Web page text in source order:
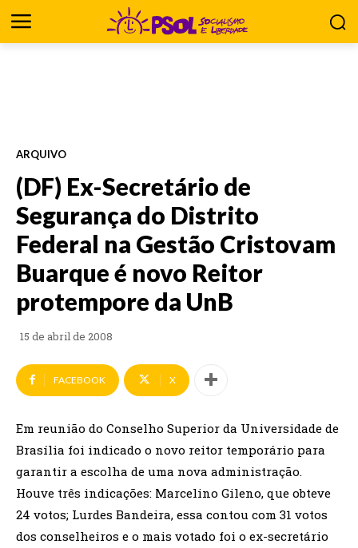
ARQUIVO
(DF) Ex-Secretário de
Segurança do Distrito
Federal na Gestão Cristovam
Buarque é novo Reitor
protempore da UnB
15 de abril de 2008
FACEBOOK X
Em reunião do Conselho Superior da Universidade de
Brasília foi indicado o novo reitor temporário para
garantir a escolha de uma nova administração.
Houve três indicações: Marcelino Gileno, que obteve
24 votos; Lurdes Bandeira, essa contou com 31 votos
dos conselheiros e o mais votado foi o ex-secretário